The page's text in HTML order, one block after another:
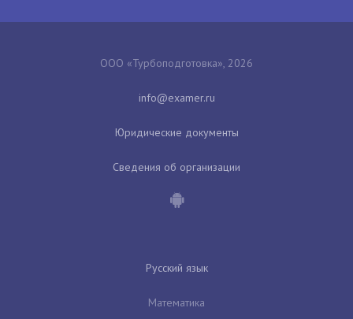
ООО «Турбоподготовка», 2026
Юридические документы
Сведения об организации
Русский язык
Математика